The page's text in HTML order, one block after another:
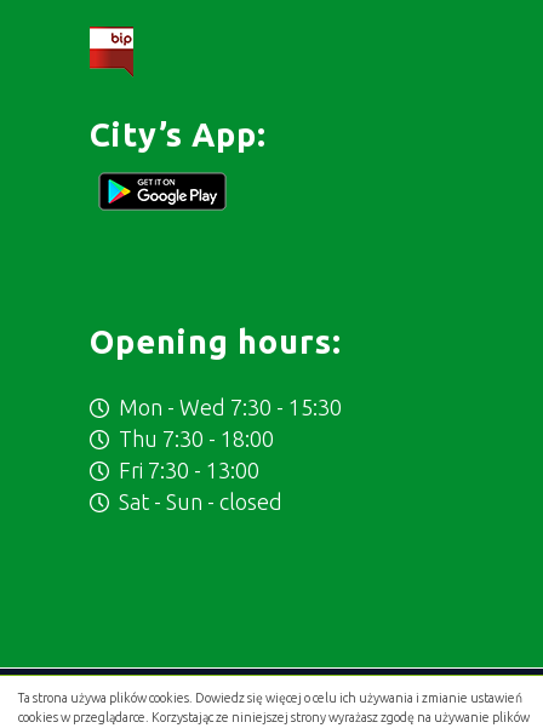
Ta strona używa plików cookies. Dowiedz się więcej o celu ich używania i zmianie ustawień
cookies w przeglądarce. Korzystając ze niniejszej strony wyrażasz zgodę na używanie plików
City’s App:
Opening hours:
Mon - Wed 7:30 - 15:30
Thu 7:30 - 18:00
Fri 7:30 - 13:00
Sat - Sun - closed
Projekt i wykonanie:.gold studio digital